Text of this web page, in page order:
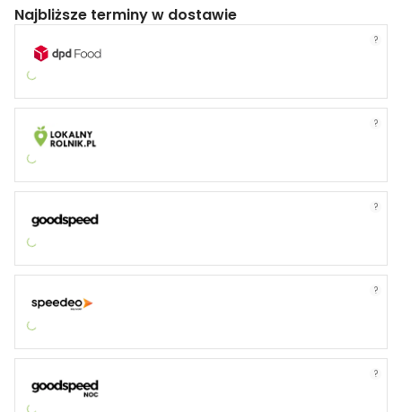
Najbliższe terminy w dostawie
?
?
?
?
?